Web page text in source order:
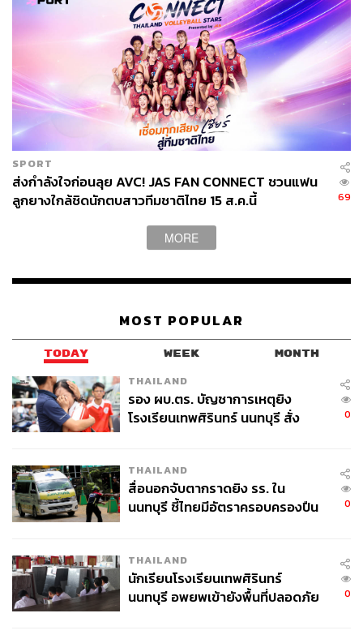
หนึ่งในไฮไลต์สำคัญคือ แทร็กวิ่งและสนามฟุตบอลบนดาดฟ้า
ที่เชื่อมต่อพื้นที่ทั้งหมดเข้าด้วยกัน พร้อม Viewing Platform
สำหรับชมวิวเมือง และเปิดให้คนทั่วไปสามารถขึ้นไปใช้งาน
ได้ผ่านระบบทางลาดขนาดใหญ่ที่ไต่ระดับไปตามด้านนอก
อาคาร ทำให้ผู้คนเข้าถึงพื้นที่ Rooftop ได้ตลอดเวลา จน
กลายเป็นอีกหนึ่งจุดที่สร้างภาพจำให้กับ Xinchang Globular
Center ได้เป็นอย่างดี
SPORT
ส่งกำลังใจก่อนลุย AVC! JAS FAN CONNECT ชวนแฟน
ลูกยางใกล้ชิดนักตบสาวทีมชาติไทย 15 ส.ค.นี้
69
MORE
MOST POPULAR
TODAY WEEK MONTH
THAILAND
รอง ผบ.ตร. บัญชาการเหตุยิง
โรงเรียนเทพศิรินทร์ นนทบุรี สั่ง
0
THAILAND
สื่อนอกจับตากราดยิง รร. ใน
นนทบุรี ชี้ไทยมีอัตราครอบครองปืน
0
THAILAND
นักเรียนโรงเรียนเทพศิรินทร์
นนทบุรี อพยพเข้ายังพื้นที่ปลอดภัย
0